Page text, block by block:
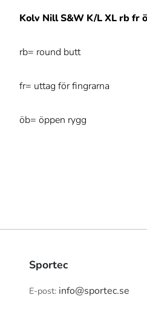
Kolv Nill S&W K/L XL rb fr
rb= round butt
fr= uttag för fingrarna
öb= öppen rygg
Sportec
E-post: info@sportec.se